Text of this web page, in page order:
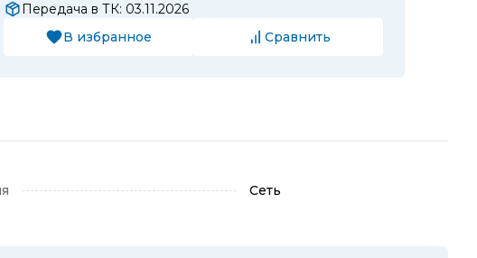
Передача в ТК: 03.11.2026
В избранное
Сравнить
Сеть